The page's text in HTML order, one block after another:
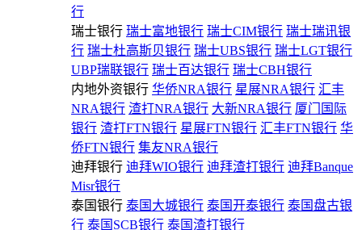
行
瑞士银行 瑞士富地银行 瑞士CIM银行 瑞士瑞讯银
行 瑞士杜高斯贝银行 瑞士UBS银行 瑞士LGT银行
UBP瑞联银行 瑞士百达银行 瑞士CBH银行
内地外资银行 华侨NRA银行 星展NRA银行 汇丰
NRA银行 渣打NRA银行 大新NRA银行 厦门国际
银行 渣打FTN银行 星展FTN银行 汇丰FTN银行 华
侨FTN银行 集友NRA银行
迪拜银行 迪拜WIO银行 迪拜渣打银行 迪拜Banque
Misr银行
泰国银行 泰国大城银行 泰国开泰银行 泰国盘古银
行 泰国SCB银行 泰国渣打银行